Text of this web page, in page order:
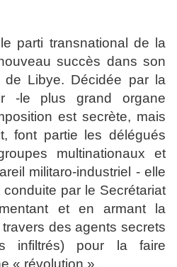
parti transnational de la
succès dans son
de Libye. Décidée par la
-le plus grand organe
est secrète, mais
font partie les délégués
multinationaux et
militaro-industriel - elle
par le Secrétariat
et en armant la
des agents secrets
infiltrés) pour la faire
« révolution ».